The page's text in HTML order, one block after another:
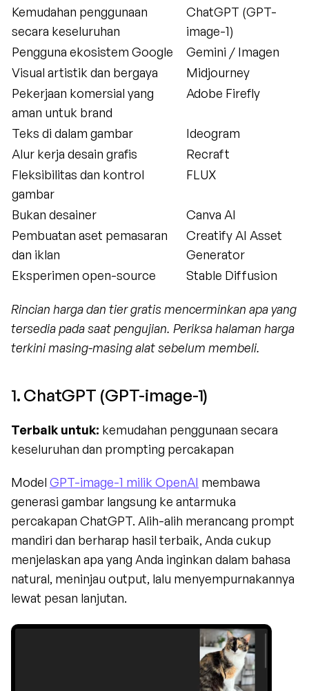
Kemudahan penggunaan
secara keseluruhan
ChatGPT (GPT-
image-1)
Pengguna ekosistem Google
Gemini / Imagen
Visual artistik dan bergaya
Midjourney
Pekerjaan komersial yang
aman untuk brand
Adobe Firefly
Teks di dalam gambar
Ideogram
Alur kerja desain grafis
Recraft
Fleksibilitas dan kontrol
gambar
FLUX
Bukan desainer
Canva AI
Pembuatan aset pemasaran
dan iklan
Creatify AI Asset
Generator
Eksperimen open-source
Stable Diffusion
Rincian harga dan tier gratis mencerminkan apa yang
tersedia pada saat pengujian. Periksa halaman harga
terkini masing-masing alat sebelum membeli.
1. ChatGPT (GPT-image-1)
Terbaik untuk: kemudahan penggunaan secara
keseluruhan dan prompting percakapan
Model GPT-image-1 milik OpenAI membawa
generasi gambar langsung ke antarmuka
percakapan ChatGPT. Alih-alih merancang prompt
mandiri dan berharap hasil terbaik, Anda cukup
menjelaskan apa yang Anda inginkan dalam bahasa
natural, meninjau output, lalu menyempurnakannya
lewat pesan lanjutan.